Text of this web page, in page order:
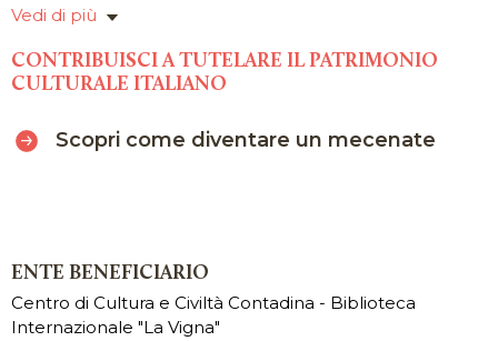
Vengono acquisite generalmente le maggiori opere di
agricoltura edite in lingua italiana, mentre,
specificatamente per quelle riguardanti la vite e il vino, il
francese, inglese, spagnola e tedesca. Una notevole
produzione dell’olio e del miele. Altro settore di
interesse è la gastronomia, tema ricercato dallo stesso
fondatore Demetrio Zaccaria e poi costantemente
Vedi di più
CONTRIBUISCI A TUTELARE IL PATRIMONIO
CULTURALE ITALIANO
Scopri come diventare un mecenate
ENTE BENEFICIARIO
Centro di Cultura e Civiltà Contadina - Biblioteca
Internazionale "La Vigna"